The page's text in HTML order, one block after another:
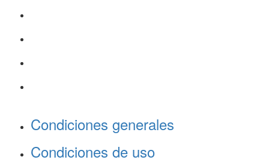
Condiciones generales
Condiciones de uso